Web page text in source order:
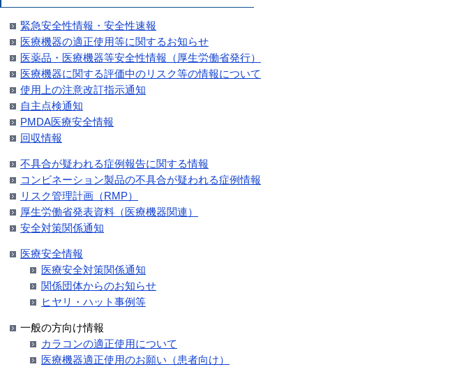
緊急安全性情報・安全性速報
医療機器の適正使用等に関するお知らせ
医薬品・医療機器等安全性情報（厚生労働省発行）
医療機器に関する評価中のリスク等の情報について
使用上の注意改訂指示通知
自主点検通知
PMDA医療安全情報
回収情報
不具合が疑われる症例報告に関する情報
コンビネーション製品の不具合が疑われる症例情報
リスク管理計画（RMP）
厚生労働省発表資料（医療機器関連）
安全対策関係通知
医療安全情報
医療安全対策関係通知
関係団体からのお知らせ
ヒヤリ・ハット事例等
一般の方向け情報
カラコンの適正使用について
医療機器適正使用のお願い（患者向け）